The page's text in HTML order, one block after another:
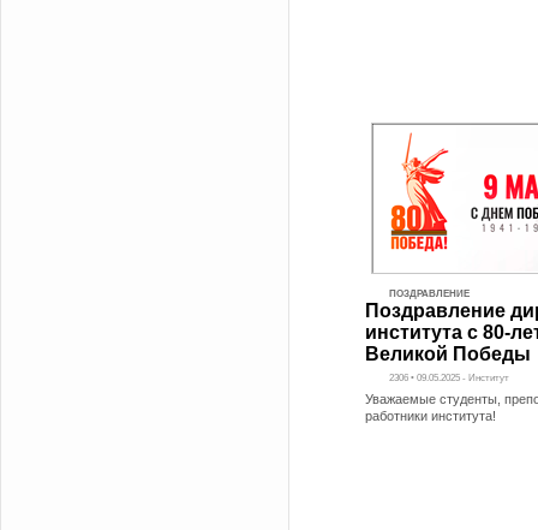
ПОЗДРАВЛЕНИЕ
Поздравление
института с 80-
Великой Победы
2306 • 09.05.2025 - Институт
Уважаемые студенты,
работники института!